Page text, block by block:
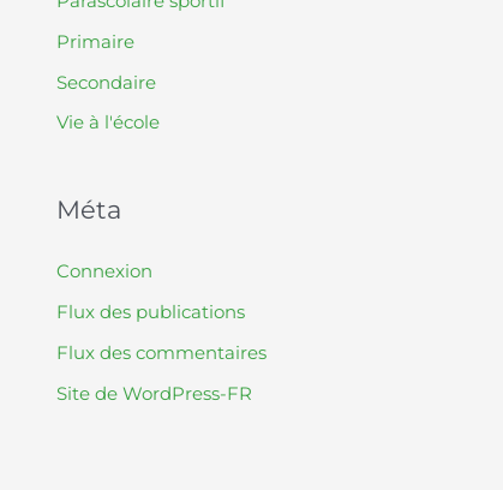
Primaire
Secondaire
Vie à l'école
Méta
Connexion
Flux des publications
Flux des commentaires
Site de WordPress-FR